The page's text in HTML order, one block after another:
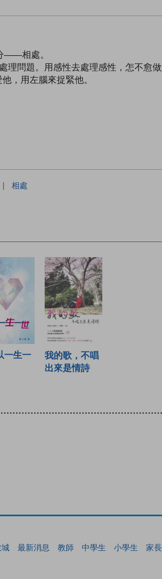
——相處。
理問題。用感性去處理感性，怎不愈
，用左腦來捉緊他。
| 相處
一生一
我的歌，不唱
出來是情詩
最新消息 教師 中學生 小學生 家長